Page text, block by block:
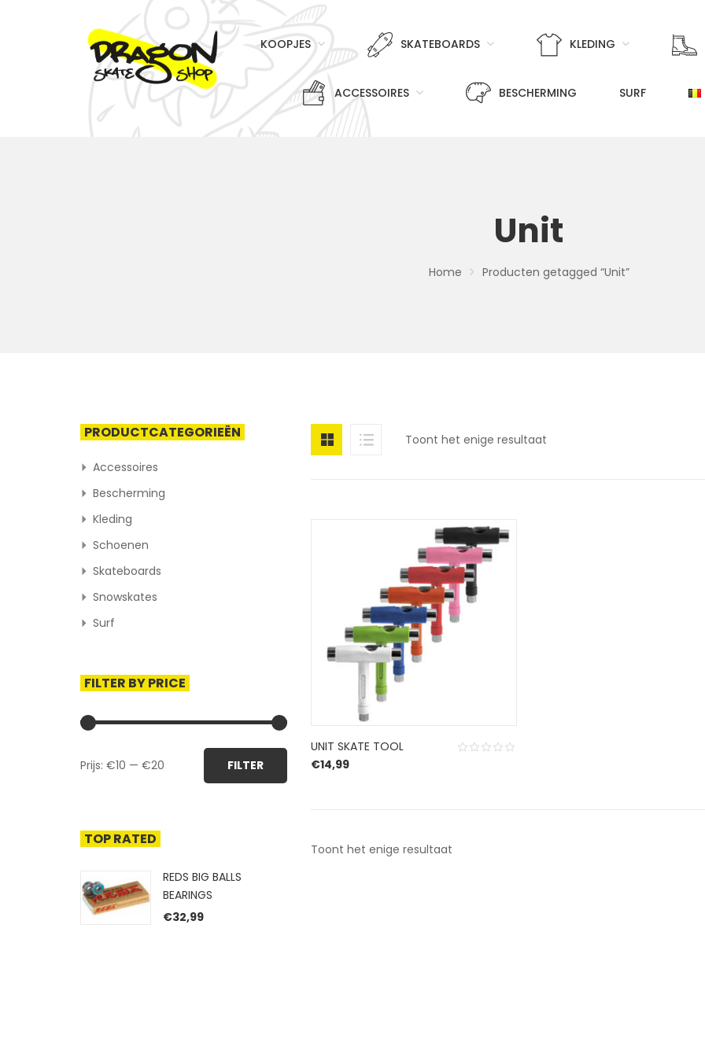
KOOPJES SKATEBOARDS KLEDING
ACCESSOIRES BESCHERMING SURF
Unit
Home Producten getagged “Unit”
PRODUCTCATEGORIEËN
Accessoires
Bescherming
Kleding
Schoenen
Skateboards
Snowskates
Surf
FILTER BY PRICE
prijs
prijs
FILTER
Prijs: €10 — €20
TOP RATED
REDS BIG BALLS
BEARINGS
€32,99
Toont het enige resultaat
UNIT SKATE TOOL
€14,99
Toont het enige resultaat